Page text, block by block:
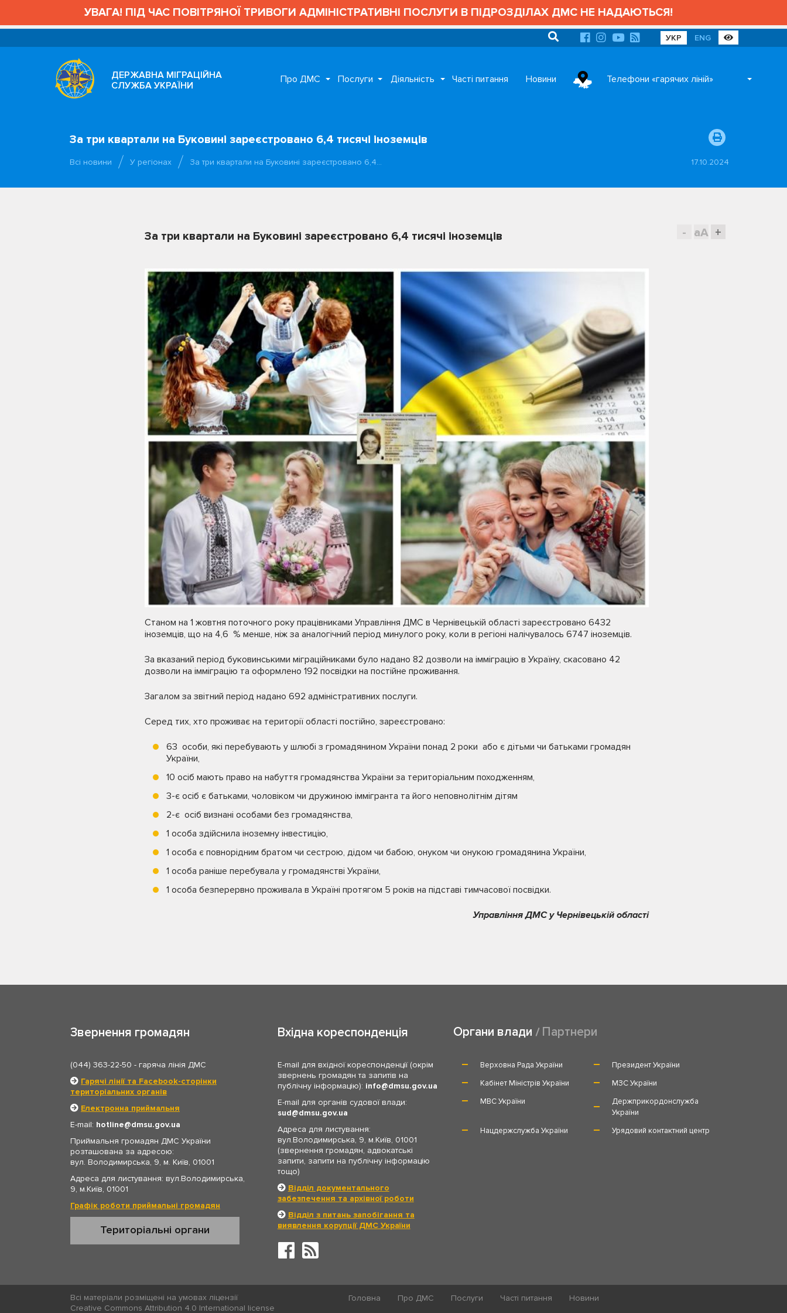
УВАГА! ПІД ЧАС ПОВІТРЯНОЇ ТРИВОГИ АДМІНІСТРАТИВНІ ПОСЛУГИ В ПІДРОЗДІЛАХ ДМС НЕ НАДАЮТЬСЯ!
УКР ENG
ДЕРЖАВНА МІГРАЦІЙНА
СЛУЖБА УКРАЇНИ
Про ДМС Послуги Діяльність Часті питання Новини Телефони «гарячих ліній»
За три квартали на Буковині зареєстровано 6,4 тисячі іноземців
Всі новини У регіонах За три квартали на Буковині зареєстровано 6,4… 17.10.2024
- aA +
За три квартали на Буковині зареєстровано 6,4 тисячі іноземців
Станом на 1 жовтня поточного року працівниками Управління ДМС в Чернівецькій області зареєстровано 6432
іноземців, що на 4,6 % менше, ніж за аналогічний період минулого року, коли в регіоні налічувалось 6747 іноземців.
За вказаний період буковинськими міграційниками було надано 82 дозволи на імміграцію в Україну, скасовано 42
дозволи на імміграцію та оформлено 192 посвідки на постійне проживання.
Загалом за звітний період надано 692 адміністративних послуги.
Серед тих, хто проживає на території області постійно, зареєстровано:
63 особи, які перебувають у шлюбі з громадянином України понад 2 роки або є дітьми чи батьками громадян
України,
10 осіб мають право на набуття громадянства України за територіальним походженням,
3-є осіб є батьками, чоловіком чи дружиною іммігранта та його неповнолітнім дітям
2-є осіб визнані особами без громадянства,
1 особа здійснила іноземну інвестицію,
1 особа є повнорідним братом чи сестрою, дідом чи бабою, онуком чи онукою громадянина України,
1 особа раніше перебувала у громадянстві України,
1 особа безперервно проживала в Україні протягом 5 років на підставі тимчасової посвідки.
Управління ДМС у Чернівецькій області
Звернення громадян
(044) 363-22-50 - гаряча лінія ДМС
Гарячі лінії та Facebook-сторінки
територіальних органів
Електронна приймальня
E-mail: hotline
dmsu.gov.ua
Приймальня громадян ДМС України
розташована за адресою:
вул. Володимирська, 9, м. Київ, 01001
Адреса для листування: вул.Володимирська,
9, м.Київ, 01001
Графік роботи приймальні громадян
Територіальні органи
Вхідна кореспонденція
E-mail для вхідної кореспонденції (окрім
звернень громадян та запитів на
публічну інформацію): info
dmsu.gov.ua
E-mail для органів судової влади:
sud
dmsu.gov.ua
Адреса для листування:
вул.Володимирська, 9, м.Київ, 01001
(звернення громадян, адвокатські
запити, запити на публічну інформацію
тощо)
Відділ документального
забезпечення та архівної роботи
Відділ з питань запобігання та
виявлення корупції ДМС України
Органи влади Партнери
Верховна Рада України
Президент України
Кабінет Міністрів України
МЗС України
МВС України
Держприкордонслужба
України
Нацдержслужба України
Урядовий контактний центр
Головна Про ДМС Послуги Часті питання Новини
Всі матеріали розміщені на умовах ліцензії
Creative Commons Attribution 4.0 International license